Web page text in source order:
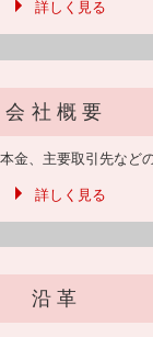
詳しく見る
会社概要
金、 主要取引先など
詳しく見る
沿革